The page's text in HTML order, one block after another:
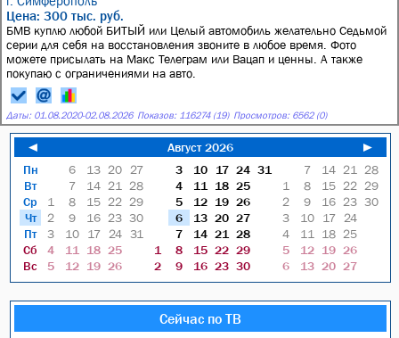
Цена: 300 тыс. руб.
БМВ куплю любой БИТЫЙ или Целый автомобиль желательно Седьмой
серии для себя на восстановления звоните в любое время. Фото
можете присылать на Макс Телеграм или Вацап и ценны. А также
покупаю с ограничениями на авто.
Даты: 01.08.2020-02.08.2026 Показов: 116274 (19) Просмотров: 6562 (0)
◄ Август 2026
►
Пн
Вт
Ср
Чт
Пт
Сб
Вс
6 13 20
27
7
14 21
28
1
8 15 22 29
2
9 16 23 30
3
10 17 24 31
4
11 18 25
5
12 19 26
3 10 17 24 31
4
11 18 25
5
12 19 26
6
13 20 27
7
14 21
28
1
8 15 22 29
2
9 16 23 30
7 14 21
28
1
8 15 22 29
2
9 16 23 30
3
10 17
24
4
11 18 25
5
12 19 26
6
13 20 27
Сейчас по ТВ